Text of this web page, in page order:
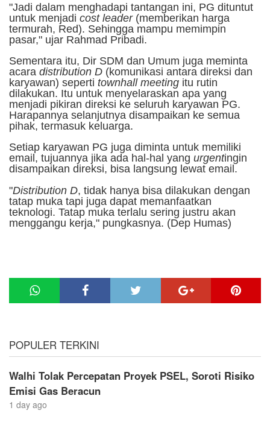
"Jadi dalam menghadapi tantangan ini, PG dituntut
untuk menjadi cost leader (memberikan harga
termurah, Red). Sehingga mampu memimpin
pasar," ujar Rahmad Pribadi.
Sementara itu, Dir SDM dan Umum juga meminta
acara distribution D (komunikasi antara direksi dan
karyawan) seperti townhall meeting itu rutin
dilakukan. Itu untuk menyelaraskan apa yang
menjadi pikiran direksi ke seluruh karyawan PG.
Harapannya selanjutnya disampaikan ke semua
pihak, termasuk keluarga.
Setiap karyawan PG juga diminta untuk memiliki
email, tujuannya jika ada hal-hal yang urgentingin
disampaikan direksi, bisa langsung lewat email.
"Distribution D, tidak hanya bisa dilakukan dengan
tatap muka tapi juga dapat memanfaatkan
teknologi. Tatap muka terlalu sering justru akan
menggangu kerja," pungkasnya. (Dep Humas)
POPULER TERKINI
Walhi Tolak Percepatan Proyek PSEL, Soroti Risiko
Emisi Gas Beracun
1 day ago